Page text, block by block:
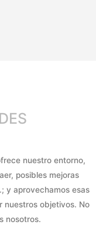
nuestro entorno,
posibles mejoras
y aprovechamos esas
nuestros objetivos. No
nosotros.